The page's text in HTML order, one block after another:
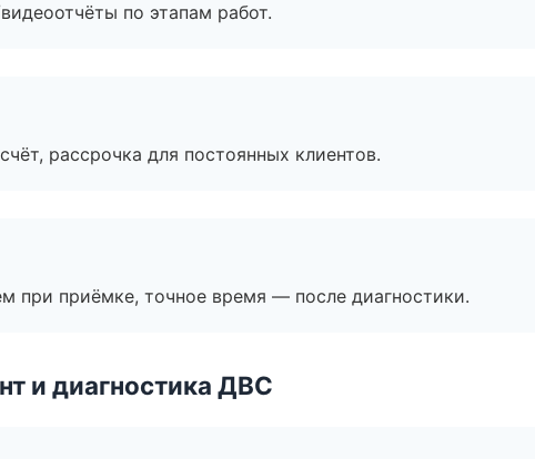
по этапам работ.
рассрочка для постоянных клиентов.
при приёмке, точное время — после диагностики.
и диагностика ДВС